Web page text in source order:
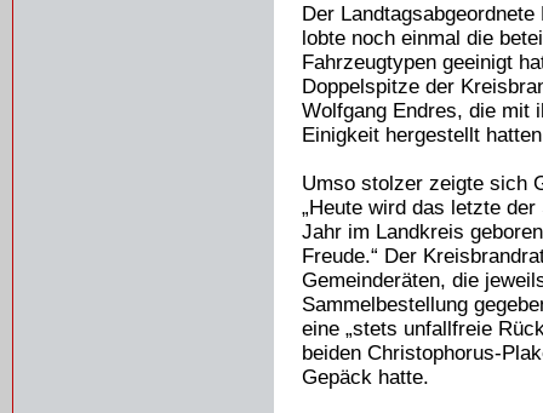
Der
lobte noch einmal die
Fahrzeugtypen geeinigt
Doppelspitze der
Wolfgang Endres, die mit
Einigkeit hergestellt
Umso stolzer zeigte sich
„Heute wird das letzte
Jahr im Landkreis
Freude.“ Der
Gemeinderäten, die
Sammelbestellung
eine „stets unfallfreie
beiden Christophorus-
Gepäck hatte.